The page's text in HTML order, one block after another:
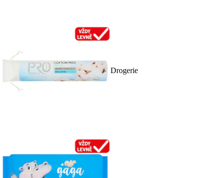
Drogerie